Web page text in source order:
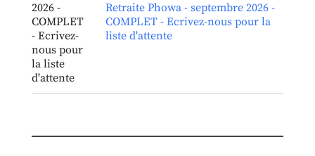
Retraite Phowa - septembre 2026 -
COMPLET - Ecrivez-nous pour la
liste d'attente